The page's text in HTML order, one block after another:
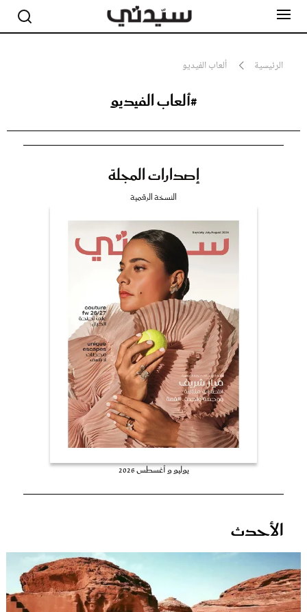
الرئيسية ألعاب الفيديو
#ألعاب الفيديو
إصدارات المجلة
النسخة الرقمية
يوليو و أغسطس 2026
الأحدث
جمال
صحة ورشاقة
عروس سيدتي
غلاف رفمي